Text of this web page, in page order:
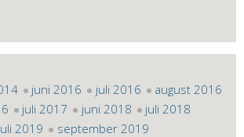
juni 2016 juli 2016
august 2016
juli 2017 juni 2018
juli 2018
2019
september 2019